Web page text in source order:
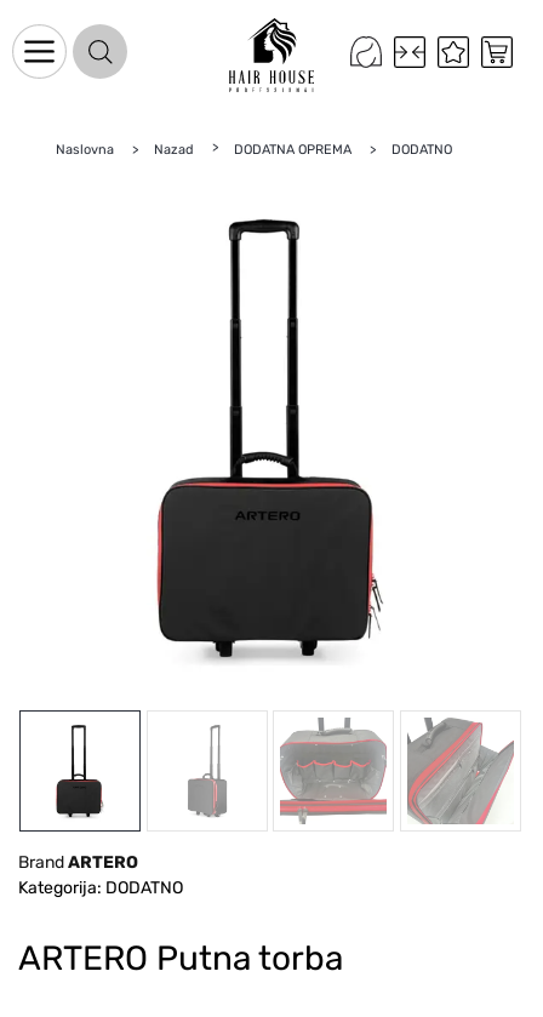
Naslovna Nazad DODATNA OPREMA DODATNO
BrandARTERO
Kategorija: DODATNO
ARTERO Putna torba